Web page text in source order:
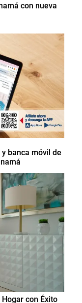
con nueva
banca móvil de
con Éxito